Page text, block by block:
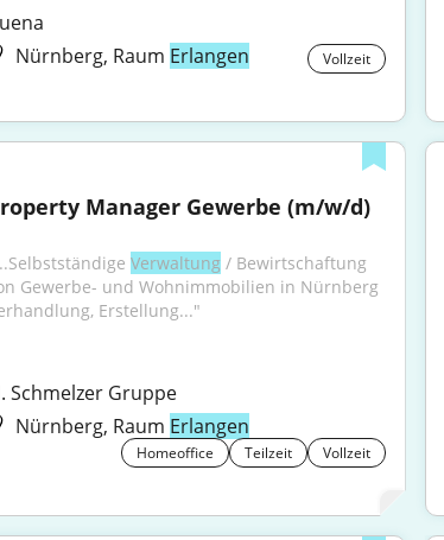
Nürnberg, Raum Erlangen Vollzeit
Manager Gewerbe (m/w/d)
Verwaltung / Bewirtschaftung
Gewerbe- und Wohnimmobilien in Nürnberg
Erstellung..."
Schmelzer Gruppe
Nürnberg, Raum Erlangen
Homeoffice Teilzeit Vollzeit